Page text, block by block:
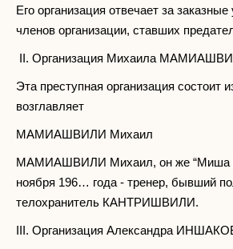
Его организация отвечает за
членов организации, ставших
II. Организация Михаила
Эта преступная организация состоит
возглавляет
МАМИАШВИЛИ Михаил
МАМИАШВИЛИ Михаил, он же “Миша
ноября 196… года - тренер, бывший
телохранитель КАНТРИШВИЛИ.
III. Организация Александра